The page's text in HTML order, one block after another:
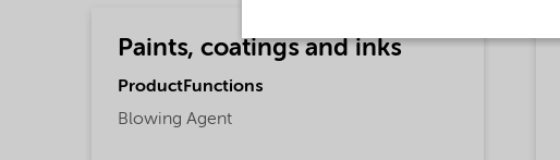
Paints, coatings and inks
ProductFunctions
Blowing Agent